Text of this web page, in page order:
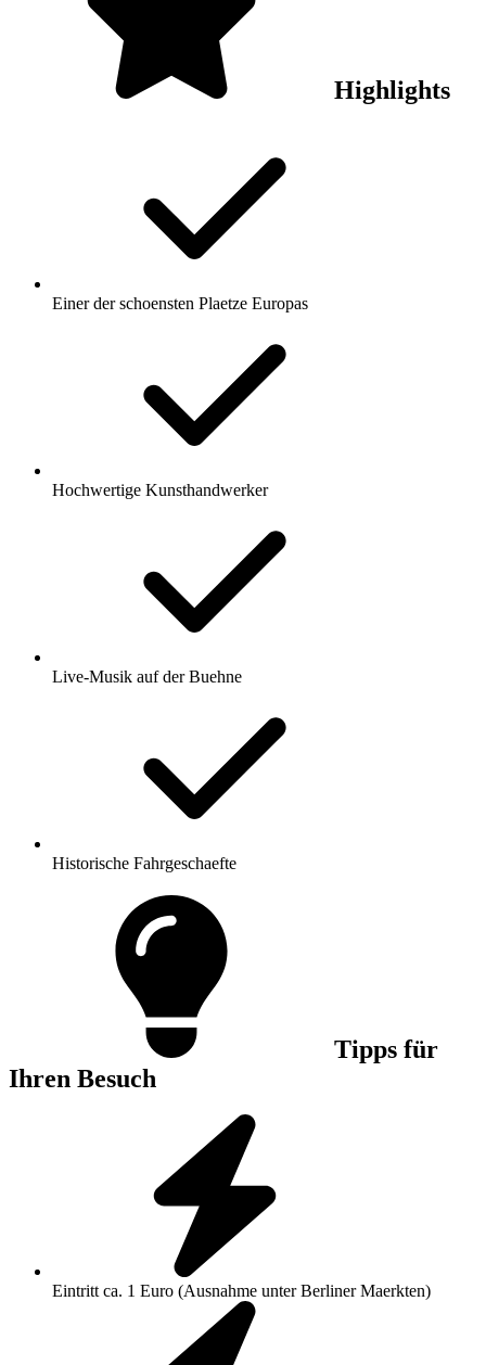
Highlights
Einer der schoensten Plaetze Europas
Hochwertige Kunsthandwerker
Live-Musik auf der Buehne
Historische Fahrgeschaefte
Tipps für
Ihren Besuch
Eintritt ca. 1 Euro (Ausnahme unter Berliner Maerkten)